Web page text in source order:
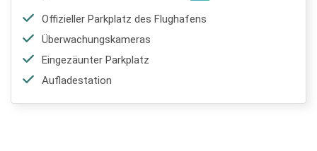
Offizieller Parkplatz des Flughafens
Überwachungskameras
Eingezäunter Parkplatz
Aufladestation